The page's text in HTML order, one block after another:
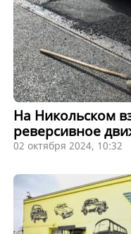
На Никольском
реверсивное
02 октября 2024, 10:32